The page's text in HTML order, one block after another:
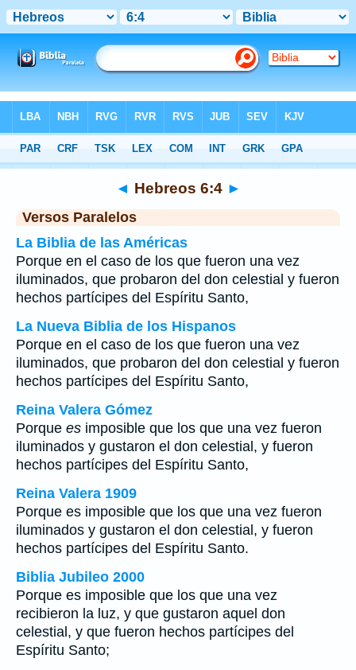
>Hebreos Capítulo 6 > Verso 4
◄ Hebreos 6:4 ►
Versos Paralelos
La Biblia de las Américas
Porque en el caso de los que fueron una vez
iluminados, que probaron del don celestial y fueron
hechos partícipes del Espíritu Santo,
La Nueva Biblia de los Hispanos
Porque en el caso de los que fueron una vez
iluminados, que probaron del don celestial y fueron
hechos partícipes del Espíritu Santo,
Reina Valera Gómez
Porque es imposible que los que una vez fueron
iluminados y gustaron el don celestial, y fueron
hechos partícipes del Espíritu Santo,
Reina Valera 1909
Porque es imposible que los que una vez fueron
iluminados y gustaron el don celestial, y fueron
hechos partícipes del Espíritu Santo.
Biblia Jubileo 2000
Porque es imposible que los que una vez
recibieron la luz, y que gustaron aquel don
celestial, y que fueron hechos partícipes del
Espíritu Santo;